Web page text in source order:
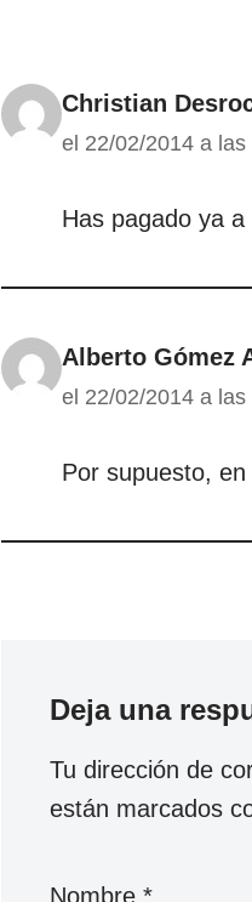
Christian
el 22/02/2014 a las
Has pagado ya
Alberto Gómez
el 22/02/2014 a las
Por supuesto, en
Deja una
Tu dirección de
están marcados
Nombre*